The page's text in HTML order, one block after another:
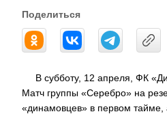
Поделиться
В субботу, 12 апреля, ФК
Матч группы «Серебро» на
«динамовцев» в первом тайме,